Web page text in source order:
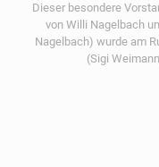
Dieser besondere
von Willi Nagelbach
Nagelbach) wurde am
(Sigi